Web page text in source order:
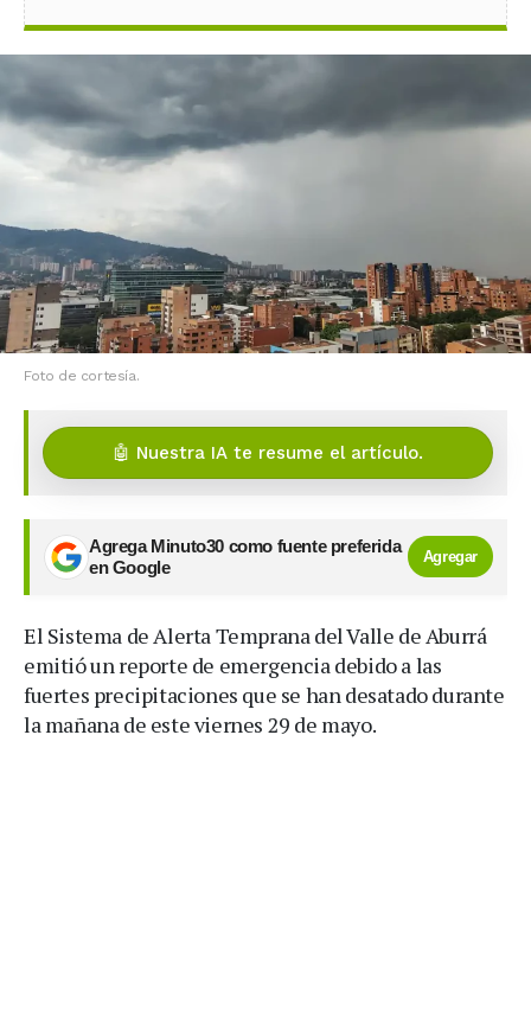
Foto de cortesía.
🤖 Nuestra IA te resume el artículo.
Agrega Minuto30 como fuente preferida
en Google
Agregar
El Sistema de Alerta Temprana del Valle de Aburrá
emitió un reporte de emergencia debido a las
fuertes precipitaciones que se han desatado durante
la mañana de este viernes 29 de mayo.